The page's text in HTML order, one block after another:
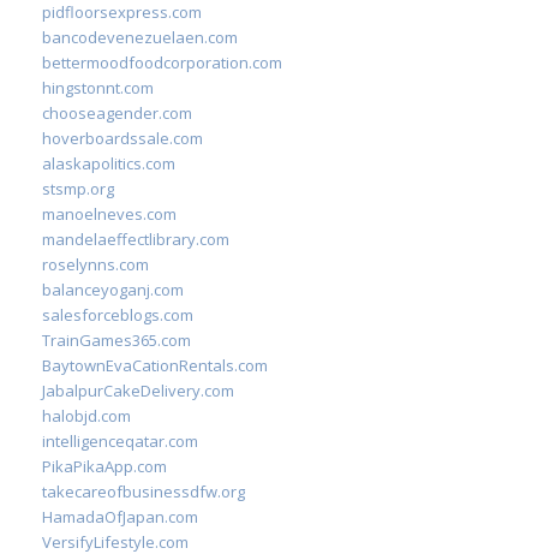
pidfloorsexpress.com
bancodevenezuelaen.com
bettermoodfoodcorporation.com
hingstonnt.com
chooseagender.com
hoverboardssale.com
alaskapolitics.com
stsmp.org
manoelneves.com
mandelaeffectlibrary.com
roselynns.com
balanceyoganj.com
salesforceblogs.com
TrainGames365.com
BaytownEvaCationRentals.com
JabalpurCakeDelivery.com
halobjd.com
intelligenceqatar.com
PikaPikaApp.com
takecareofbusinessdfw.org
HamadaOfJapan.com
VersifyLifestyle.com